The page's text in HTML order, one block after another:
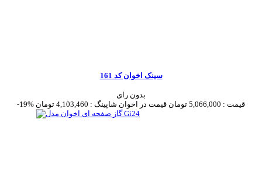
سینک اخوان کد 161
بدون رای
-19%
قیمت : 5,066,000 تومان قیمت در اخوان شاپینگ : 4,103,460 تومان